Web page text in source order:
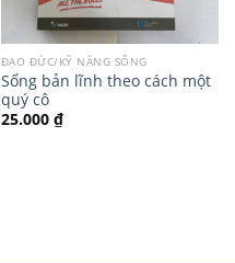
ĐẠO ĐỨC/KỸ NĂNG SỐNG
Sống bản lĩnh theo cách một
quý cô
25.000 ₫